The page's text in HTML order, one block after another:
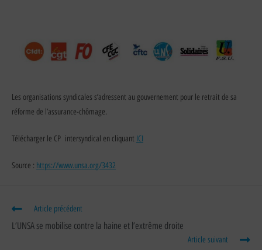
Les organisations syndicales s’adressent au gouvernement pour le retrait de sa
réforme de l’assurance-chômage.
Télécharger le CP intersyndical en cliquant ICI
Source : https://www.unsa.org/3432
Article précédent
L’UNSA se mobilise contre la haine et l’extrême droite
Article suivant